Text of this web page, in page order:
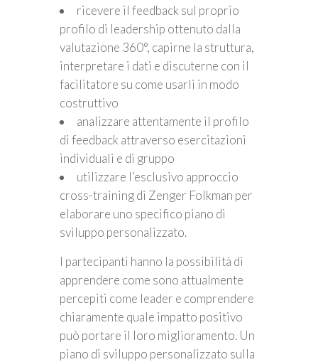
ricevere il feedback sul proprio
profilo di leadership ottenuto dalla
valutazione 360°, capirne la struttura,
interpretare i dati e discuterne con il
facilitatore su come usarli in modo
costruttivo
analizzare attentamente il profilo
di feedback attraverso esercitazioni
individuali e di gruppo
utilizzare l’esclusivo approccio
cross-training di Zenger Folkman per
elaborare uno specifico piano di
sviluppo personalizzato.
I partecipanti hanno la possibilità di
apprendere come sono attualmente
percepiti come leader e comprendere
chiaramente quale impatto positivo
può portare il loro miglioramento. Un
piano di sviluppo personalizzato sulla